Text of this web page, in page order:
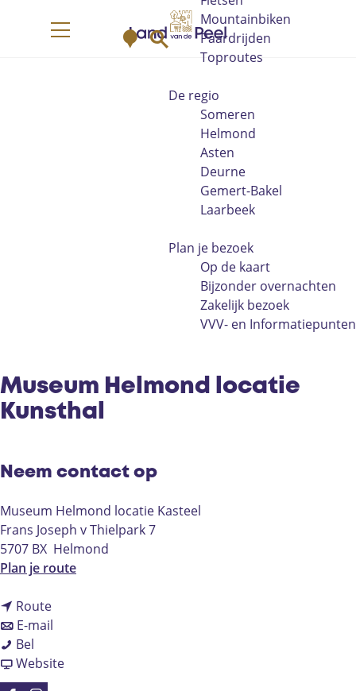
G
a
a
p
K Z
o
k
Mountainbiken
Paardrijden
Toproutes
De regio
Someren
Helmond
Asten
Deurne
Gemert-Bakel
Laarbeek
Plan je bezoek
Op de kaart
Bijzonder overnachten
Zakelijk bezoek
VVV- en Informatiepunten
Museum Helmond locatie
Kunsthal
Neem contact op
Museum Helmond locatie Kasteel
Frans Joseph v Thielpark 7
5707 BX Helmond
Plan je routen
Routen
a
r
E-mail
a
Bel
u
s
Websitev